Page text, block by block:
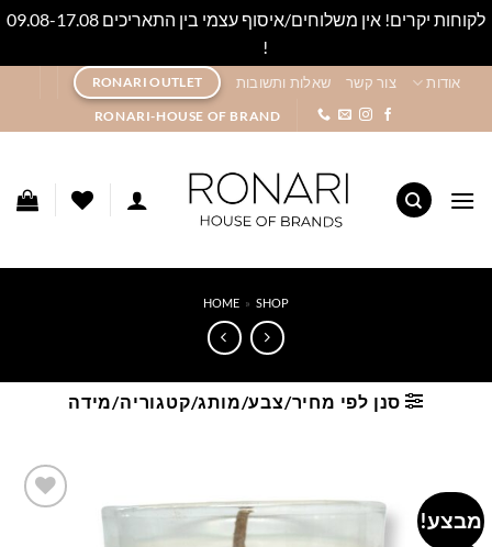
לקוחות יקרים! אין משלוחים/איסוף עצמי בין התאריכים 09.08-17.08
!
content
אודות צור קשר שאלות ותשובות RONARI OUTLET
RONARI-HOUSE OF BRAND
HOME » SHOP
סנן לפי מחיר/צבע/מותג/קטגוריה/מידה
מבצע!